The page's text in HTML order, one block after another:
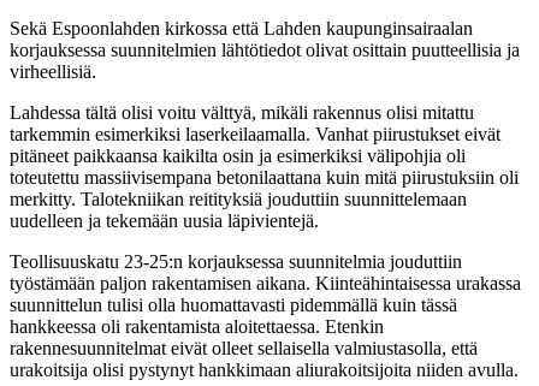
Sekä Espoonlahden kirkossa että Lahden kaupunginsairaalan
korjauksessa suunnitelmien lähtötiedot olivat osittain puutteellisia ja
virheellisiä.
Lahdessa tältä olisi voitu välttyä, mikäli rakennus olisi mitattu
tarkemmin esimerkiksi laserkeilaamalla. Vanhat piirustukset eivät
pitäneet paikkaansa kaikilta osin ja esimerkiksi välipohjia oli
toteutettu massiivisempana betonilaattana kuin mitä piirustuksiin oli
merkitty. Talotekniikan reitityksiä jouduttiin suunnittelemaan
uudelleen ja tekemään uusia läpivientejä.
Teollisuuskatu 23-25:n korjauksessa suunnitelmia jouduttiin
työstämään paljon rakentamisen aikana. Kiinteähintaisessa urakassa
suunnittelun tulisi olla huomattavasti pidemmällä kuin tässä
hankkeessa oli rakentamista aloitettaessa. Etenkin
rakennesuunnitelmat eivät olleet sellaisella valmiustasolla, että
urakoitsija olisi pystynyt hankkimaan aliurakoitsijoita niiden avulla.